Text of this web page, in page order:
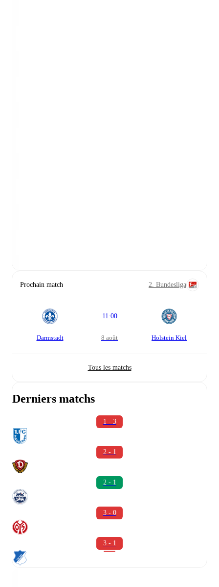
Prochain match 2. Bundesliga
Darmstadt
11:00
8 août Holstein Kiel
Tous les matchs
Derniers matchs
1 - 3
2 - 1
2 - 1
3 - 0
3 - 1